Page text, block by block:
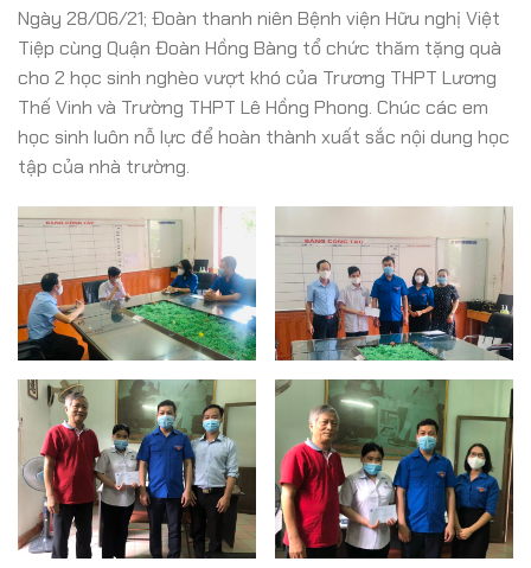
Ngày 28/06/21; Đoàn thanh niên Bệnh viện Hữu nghị Việt
Tiệp cùng Quận Đoàn Hồng Bàng tổ chức thăm tặng quà
cho 2 học sinh nghèo vượt khó của Trương THPT Lương
Thế Vinh và Trường THPT Lê Hồng Phong. Chúc các em
học sinh luôn nỗ lực để hoàn thành xuất sắc nội dung học
tập của nhà trường.